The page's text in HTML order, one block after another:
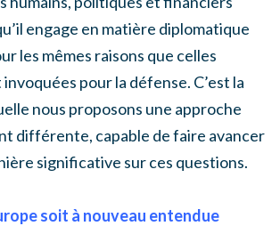
engage en matière diplomatique
les mêmes raisons que celles
pour la défense. C’est la
nous proposons une approche
différente, capable de faire avancer
significative sur ces questions.
soit à nouveau entendue